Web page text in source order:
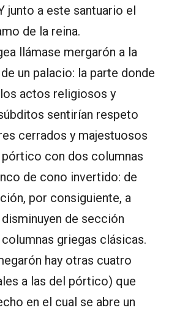
junto a este santuario el
de la reina.
llámase mergarón a la
un palacio: la parte donde
actos religiosos y
sentirían respeto
cerrados y majestuosos
con dos columnas
de cono invertido: de
por consiguiente, a
de sección
griegas clásicas.
hay otras cuatro
a las del pórtico) que
en el cual se abre un